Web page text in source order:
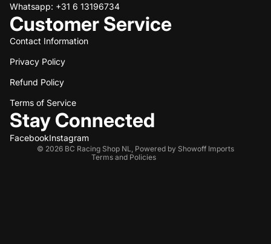
Whatsapp: +31 6 13196734
Customer Service
Contact Information
Privacy Policy
Refund Policy
Terms of Service
Stay Connected
FacebookInstagram
© 2026 BC Racing Shop NL
Powered by Showoff Imports
Terms and Policies
Refund policy
Privacy policy
Terms of service
Shipping policy
Contact information